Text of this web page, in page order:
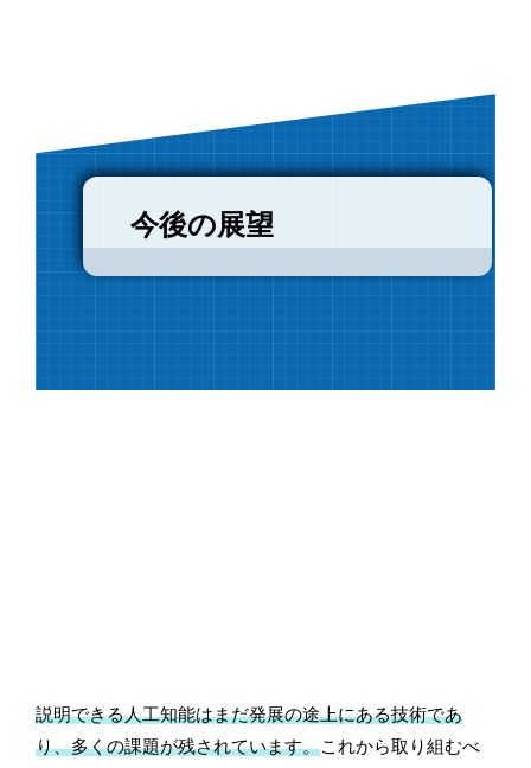
今後の展望
説明できる人工知能はまだ発展の途上にある技術であ
り、多くの課題が残されています。これから取り組むべ